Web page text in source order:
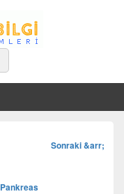
Görsel
Sonraki &arr;
Pankreas